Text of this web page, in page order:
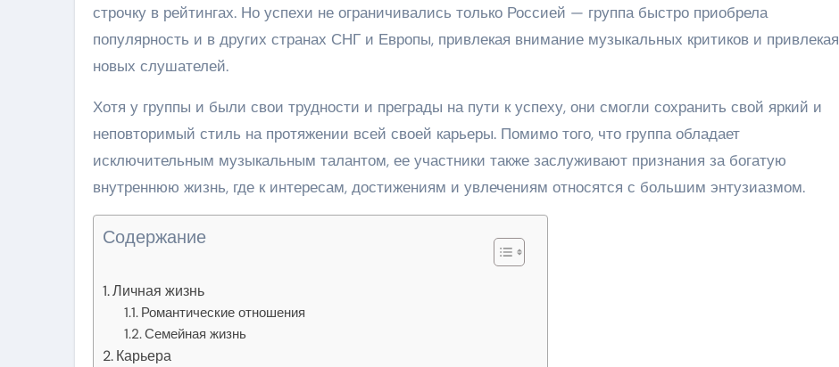
строчку в рейтингах. Но успехи не ограничивались только Россией — группа быстро приобрела
популярность и в других странах СНГ и Европы, привлекая внимание музыкальных критиков и привлекая
новых слушателей.
Хотя у группы и были свои трудности и преграды на пути к успеху, они смогли сохранить свой яркий и
неповторимый стиль на протяжении всей своей карьеры. Помимо того, что группа обладает
исключительным музыкальным талантом, ее участники также заслуживают признания за богатую
внутреннюю жизнь, где к интересам, достижениям и увлечениям относятся с большим энтузиазмом.
Содержание
Личная жизнь
Романтические отношения
Семейная жизнь
Карьера